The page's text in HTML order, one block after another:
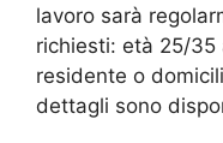
lavoro sarà
richiesti: età 25/35
residente o
dettagli sono